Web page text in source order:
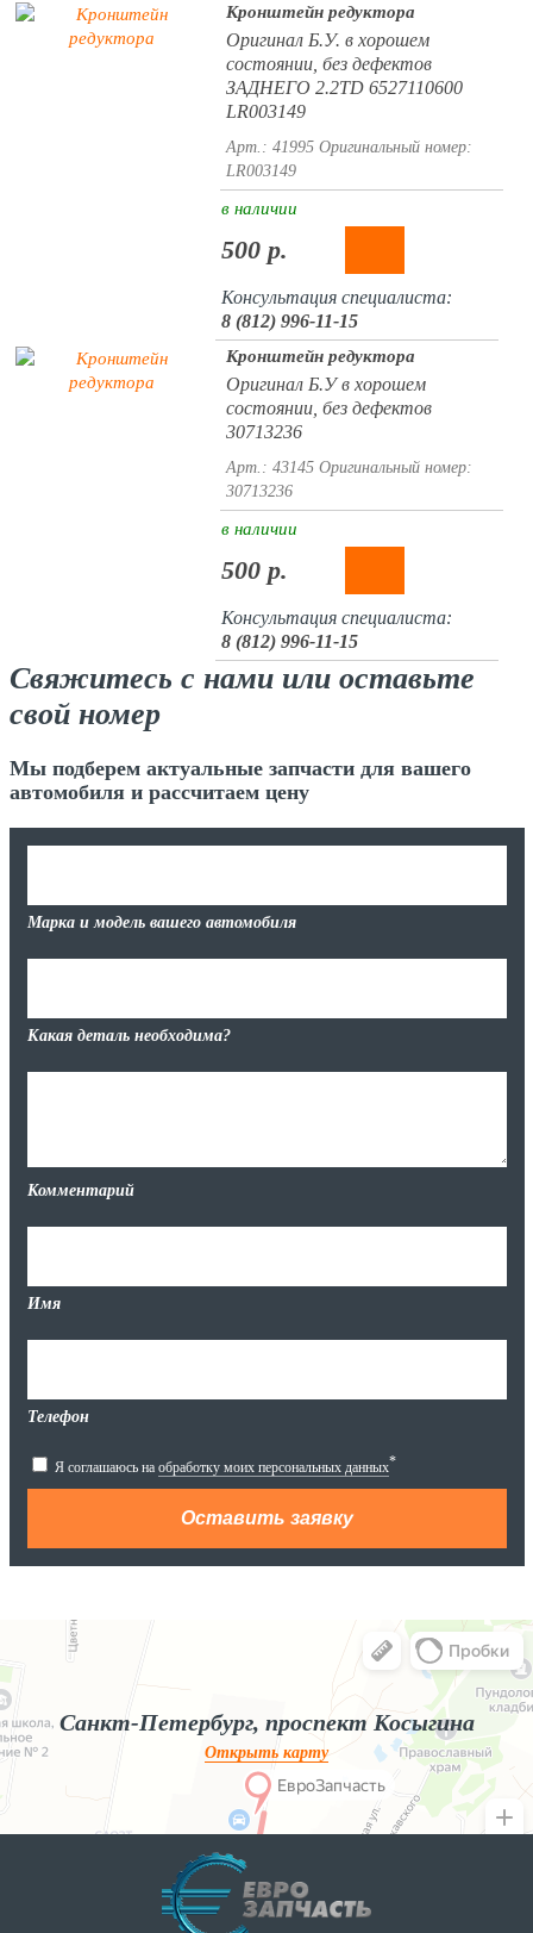
Кронштейн редуктора
Оригинал Б.У. в хорошем
состоянии, без дефектов
ЗАДНЕГО 2.2TD 6527110600
LR003149
Арт.: 41995 Оригинальный номер:
LR003149
в наличии
500 р.
Консультация специалиста:
8 (812) 996-11-15
Кронштейн редуктора
Оригинал Б.У в хорошем
состоянии, без дефектов
30713236
Арт.: 43145 Оригинальный номер:
30713236
в наличии
500 р.
Консультация специалиста:
8 (812) 996-11-15
Свяжитесь с нами или оставьте
свой номер
Мы подберем актуальные запчасти для вашего
автомобиля и рассчитаем цену
Марка и модель вашего автомобиля
Какая деталь необходима?
Комментарий
Имя
Телефон
Я соглашаюсь на обработку моих персональных данных*
Яндекс.Карты
Яндекс.Карты — поиск мест и адресов, городской транспорт
Санкт-Петербург, проспект Косыгина
Открыть карту